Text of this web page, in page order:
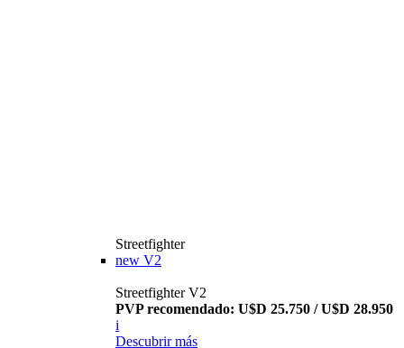
Streetfighter
new V2
Streetfighter V2
PVP recomendado: U$D 25.750 / U$D 28.950
i
Descubrir más